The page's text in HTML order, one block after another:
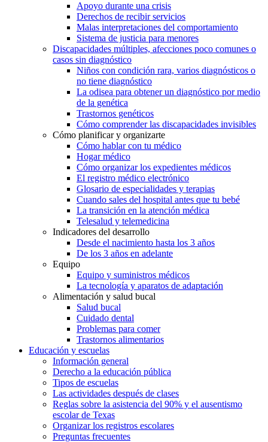
Apoyo durante una crisis
Derechos de recibir servicios
Malas interpretaciones del comportamiento
Sistema de justicia para menores
Discapacidades múltiples, afecciones poco comunes o
casos sin diagnóstico
Niños con condición rara, varios diagnósticos o
no tiene diagnóstico
La odisea para obtener un diagnóstico por medio
de la genética
Trastornos genéticos
Cómo comprender las discapacidades invisibles
Cómo planificar y organizarte
Cómo hablar con tu médico
Hogar médico
Cómo organizar los expedientes médicos
El registro médico electrónico
Glosario de especialidades y terapias
Cuando sales del hospital antes que tu bebé
La transición en la atención médica
Telesalud y telemedicina
Indicadores del desarrollo
Desde el nacimiento hasta los 3 años
De los 3 años en adelante
Equipo
Equipo y suministros médicos
La tecnología y aparatos de adaptación
Alimentación y salud bucal
Salud bucal
Cuidado dental
Problemas para comer
Trastornos alimentarios
Educación y escuelas
Información general
Derecho a la educación pública
Tipos de escuelas
Las actividades después de clases
Reglas sobre la asistencia del 90% y el ausentismo
escolar de Texas
Organizar los registros escolares
Preguntas frecuentes